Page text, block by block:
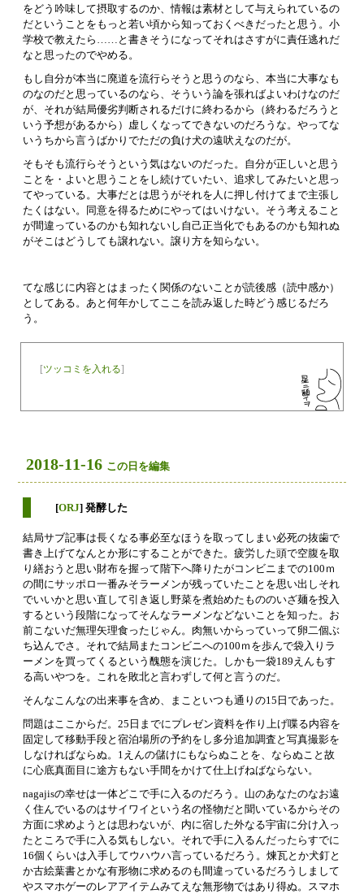
をどう吟味して摂取するのか、情報は素材として与えられているの
だということをもっと若い頃から知っておくべきだったと思う。小
学校で教えたら……と書きそうになってそれはさすがに責任逃れだ
なと思ったのでやめる。
もし自分が本当に廃道を流行らそうと思うのなら、本当に大事なも
のなのだと思っているのなら、そういう論を張ればよいわけなのだ
が、それが結局優劣判断されるだけに終わるから（終わるだろうと
いう予想があるから）虚しくなってできないのだろうな。やってな
いうちから言うばかりでただの負け犬の遠吠えなのだが。
そもそも流行らそうという気はないのだった。自分が正しいと思う
ことを・よいと思うことをし続けていたい、追求してみたいと思っ
てやっている。大事だとは思うがそれを人に押し付けてまで主張し
たくはない。同意を得るためにやってはいけない。そう考えること
が間違っているのかも知れないし自己正当化でもあるのかも知れぬ
がそこはどうしても譲れない。譲り方を知らない。
てな感じに内容とはまったく関係のないことが読後感（読中感か）
としてある。あと何年かしてここを読み返した時どう感じるだろ
う。
[ツッコミを入れる]
2018-11-16 この日を編集
[ORJ] 発酵した
結局サブ記事は長くなる事必至なほうを取ってしまい必死の抜歯で
書き上げてなんとか形にすることができた。疲労した頭で空腹を取
り繕おうと思い財布を握って階下へ降りたがコンビニまでの100ｍ
の間にサッポロ一番みそラーメンが残っていたことを思い出しそれ
でいいかと思い直して引き返し野菜を煮始めたもののいざ麺を投入
するという段階になってそんなラーメンなどないことを知った。お
前こないだ無理矢理食ったじゃん。肉無いからっていって卵二個ぶ
ち込んでさ。それで結局またコンビニへの100ｍを歩んで袋入りラ
ーメンを買ってくるという醜態を演じた。しかも一袋189えんもす
る高いやつを。これを敗北と言わずして何と言うのだ。
そんなこんなの出来事を含め、まこといつも通りの15日であった。
問題はここからだ。25日までにプレゼン資料を作り上げ喋る内容を
固定して移動手段と宿泊場所の予約をし多分追加調査と写真撮影を
しなければならぬ。1えんの儲けにもならぬことを、ならぬこと故
に心底真面目に途方もない手間をかけて仕上げねばならない。
nagajisの幸せは一体どこで手に入るのだろう。山のあなたのなお遠
く住んでいるのはサイワイという名の怪物だと聞いているからその
方面に求めようとは思わないが、内に宿した外なる宇宙に分け入っ
たところで手に入る気もしない。それで手に入るんだったらすでに
16個くらいは入手してウハウハ言っているだろう。煉瓦とか犬釘と
か古絵葉書とかな有形物に求めるのも間違っているだろうしまして
やスマホゲーのレアアイテムみてえな無形物ではあり得ぬ。スマホ